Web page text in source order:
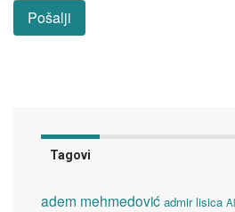
Tagovi
adem mehmedović admir lisica